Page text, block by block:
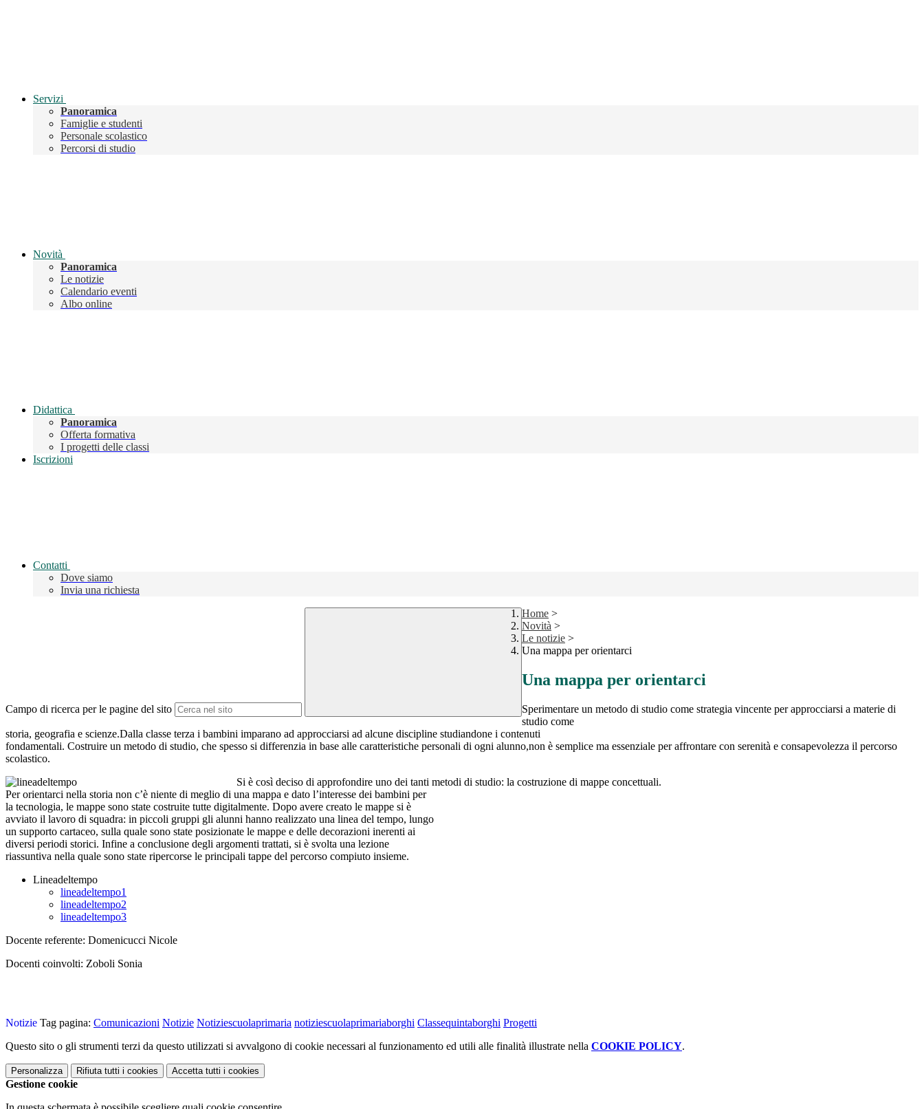
Servizi
Panoramica
Famiglie e studenti
Personale scolastico
Percorsi di studio
Novità
Panoramica
Le notizie
Calendario eventi
Albo online
Didattica
Panoramica
Offerta formativa
I progetti delle classi
Iscrizioni
Contatti
Dove siamo
Invia una richiesta
Campo di ricerca per le pagine del sito
Home >
Novità >
Le notizie >
Una mappa per orientarci
Una mappa per orientarci
Sperimentare un metodo di studio come strategia vincente per approcciarsi a materie di
studio come
storia, geografia e scienze.Dalla classe terza i bambini imparano ad approcciarsi ad alcune discipline studiandone i contenuti
fondamentali. Costruire un metodo di studio, che spesso si differenzia in base alle caratteristiche personali di ogni alunno,non è semplice ma essenziale per affrontare con serenità e consapevolezza il percorso
scolastico.
Si è così deciso di approfondire uno dei tanti metodi di studio: la costruzione di mappe concettuali.
Per orientarci nella storia non c’è niente di meglio di una mappa e dato l’interesse dei bambini per
la tecnologia, le mappe sono state costruite tutte digitalmente. Dopo avere creato le mappe si è
avviato il lavoro di squadra: in piccoli gruppi gli alunni hanno realizzato una linea del tempo, lungo
un supporto cartaceo, sulla quale sono state posizionate le mappe e delle decorazioni inerenti ai
diversi periodi storici. Infine a conclusione degli argomenti trattati, si è svolta una lezione
riassuntiva nella quale sono state ripercorse le principali tappe del percorso compiuto insieme.
Lineadeltempo
lineadeltempo1
lineadeltempo2
lineadeltempo3
Docente referente: Domenicucci Nicole
Docenti coinvolti: Zoboli Sonia
Notizie Tag pagina: Comunicazioni Notizie Notiziescuolaprimaria notiziescuolaprimariaborghi Classequintaborghi Progetti
Questo sito o gli strumenti terzi da questo utilizzati si avvalgono di cookie necessari al funzionamento ed utili alle finalità illustrate nella COOKIE POLICY.
Personalizza Rifiuta tutti i cookies Accetta tutti i cookies
Gestione cookie